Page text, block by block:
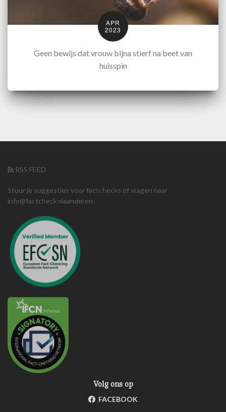
APR
2023
Geen bewijs dat vrouw bijna stierf na beet van
huisspin
RSS FEED
Stuur je suggesties voor factchecks of vragen naar
info@factcheck.vlaanderen
Volg ons op
FACEBOOK